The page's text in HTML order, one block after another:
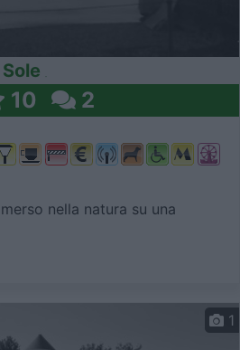
10 2
nella natura su una
1